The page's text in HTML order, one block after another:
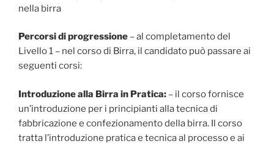
nella birra
Percorsi di progressione – al completamento del
Livello 1 – nel corso di Birra, il candidato può passare ai
seguenti corsi:
Introduzione alla Birra in Pratica: – il corso fornisce
un’introduzione per i principianti alla tecnica di
fabbricazione e confezionamento della birra. Il corso
tratta l’introduzione pratica e tecnica al processo e ai